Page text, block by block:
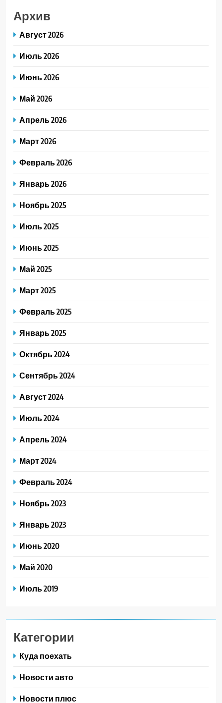
Архив
Август 2026
Июль 2026
Июнь 2026
Май 2026
Апрель 2026
Март 2026
Февраль 2026
Январь 2026
Ноябрь 2025
Июль 2025
Июнь 2025
Май 2025
Март 2025
Февраль 2025
Январь 2025
Октябрь 2024
Сентябрь 2024
Август 2024
Июль 2024
Апрель 2024
Март 2024
Февраль 2024
Ноябрь 2023
Январь 2023
Июнь 2020
Май 2020
Июль 2019
Категории
Куда поехать
Новости авто
Новости плюс